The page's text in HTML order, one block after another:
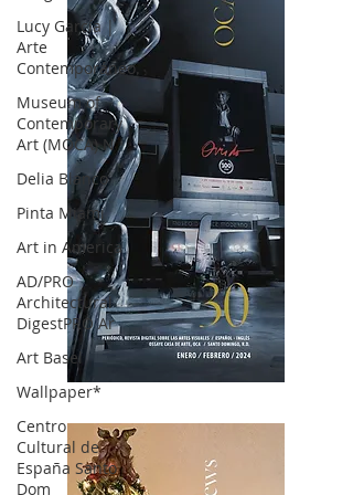
Lucy García |
Arte
Contemporáneo.
Museum of
Contemporary
Art (MOCA) N
Delia Blanco
Pinta Miami
Art in America
AD/PRO
Architectural
DigestPRO Ar
Art Basel
Wallpaper*
Centro
Cultural de
España Santo
Dom
OCA|News 30 /Enero-Febrero / 2024